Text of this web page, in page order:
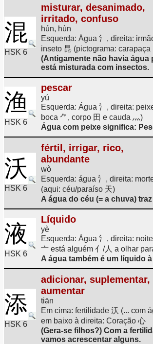
混
HSK 6
misturar, desanimado,
irritado, confuso
hún, hùn
Esquerda: Água 氵, direita:
inseto 昆 (pictograma: carapaça
(Antigamente não havia água
está misturada com insectos.
渔
HSK 6
pescar
yú
Esquerda: Água 氵, direita:
boca ⺈, corpo 田 e cauda 灬)
Água com peixe significa:
沃
HSK 6
fértil, irrigar, rico,
abundante
wò
Esquerda: água 氵, direita:
(aqui: céu/paraíso 天)
A água do céu (= a chuva)
液
HSK 6
Líquido
yè
Esquerda: Água 氵, direita:
亠 está alguém 亻/人 a olhar
A água também é um líquido
添
HSK 6
adicionar, suplementar,
aumentar
tiān
Em cima: fertilidade 沃 (... com
em baixo à direita: Coração 心
(Gera-se filhos?) Com a
vamos acrescentar alguns.